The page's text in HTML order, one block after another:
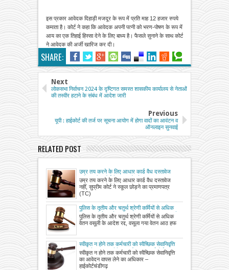
इस प्रकार आवेदक दिहाड़ी मजदूर के रूप में प्रति माह 12 हजार रुपये
कमाता है। कोर्ट ने कहा कि आवेदक अपनी पत्नी को भरण-पोषण के रूप में
आय का एक तिहाई हिस्सा देने के लिए बाध्य है। फैसले सुनाने के साथ कोर्ट
ने आवेदक की अर्जी खारिज कर दी।
SHARE:
Next
लोकसभा निर्वाचन 2024 के दृष्टिगत समस्त शासकीय कार्यालय से नेताओं
की तस्वीर हटाने के संबंध में आदेश जारी
Previous
यूपी : हाईकोर्ट की तर्ज पर सूचना आयोग में होगा वादों का आवंटन व
ऑनलाइन सुनवाई
RELATED POST
उम्र तय करने के लिए आधार कार्ड वैध दस्तावेज
नहीं, सुप्रीम कोर्ट ने स्कूल छोड़ने का प्रमाणपत्र
(TC) को ही बताया आधिकारिक दस्तावेज
उम्र तय करने के लिए आधार कार्ड वैध दस्तावेज
नहीं, सुप्रीम कोर्ट ने स्कूल छोड़ने का प्रमाणपत्र
(TC)
पुलिस के तृतीय और चतुर्थ श्रेणी कर्मियों से अधिक
वेतन वसूली के आदेश रद्द, वसूला गया वेतन आठ हफ्ते
में वापस करने और याचियों का पक्ष सुनकर वेतन
निर्धारण करने का आदेश
पुलिस के तृतीय और चतुर्थ श्रेणी कर्मियों से अधिक
वेतन वसूली के आदेश रद्द, वसूला गया वेतन आठ हफ
स्वीकृत न होने तक कर्मचारी को स्वैच्छिक सेवानिवृत्ति
का आवेदन वापस लेने का अधिकार – हाईकोर्ट
स्वीकृत न होने तक कर्मचारी को स्वैच्छिक सेवानिवृत्ति
का आवेदन वापस लेने का अधिकार –
हाईकोर्टचंडीगढ़